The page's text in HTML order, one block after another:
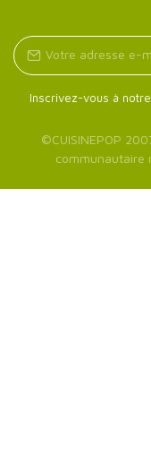
Inscrivez-vous à
©CUISINEPOP
communautaire